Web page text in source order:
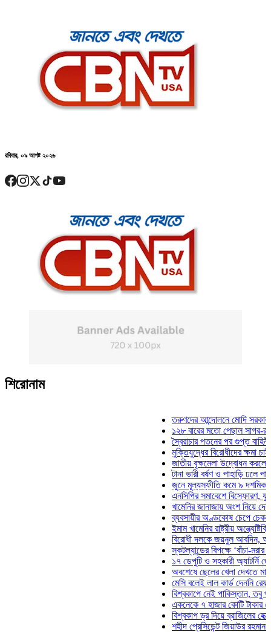
রবিবার, ০৯ আগষ্ট ২০২৬
শিরোনাম
তরুণদের আন্দোলনে মোদি সরকার দুর্বল
১২৮ বারের মতো পেছাল সাগর-রুনি
স্বৈরাচার পতনের পর গুপ্ত বাহিনীর
মুক্তিযুদ্ধের বিরোধীদের ক্ষমা চাইতে
জাতীয় বৃক্ষমেলা উদ্বোধন করলেন
টানা ভারী বর্ষণ ও পাহাড়ি ঢলে
জুনে মূল্যস্ফীতি কমে ৯ দশমিক ১৬
এনসিপির সমাবেশে বিস্ফোরণ,
খামেনির জানাজায় অংশ নিয়ে দেশে
ব্যবসায়ীর অণ্ডকোষ চেপে চেক-
ইমাম খামেনির রাষ্ট্রীয়
বিরোধী দলকে জয়নুল আবদিন,
স্কটল্যান্ডের বিপক্ষে ‘বাঁচা-মরার
১৭ ডেপুটি ও সহকারী অ্যাটর্নি
অবশেষে ছেলের খেলা দেখতে মাঠে
মেসি বলেই লাল কার্ড দেননি রেফারি!
বিশ্বকাপে নেই পাকিস্তান, তবু
একনেকে ৭ হাজার কোটি টাকার ৫
বিশ্বকাপ ড্র দিয়ে ব্রাজিলের হেক্সা
শহীদ প্রেসিডেন্ট জিয়াউর রহমান